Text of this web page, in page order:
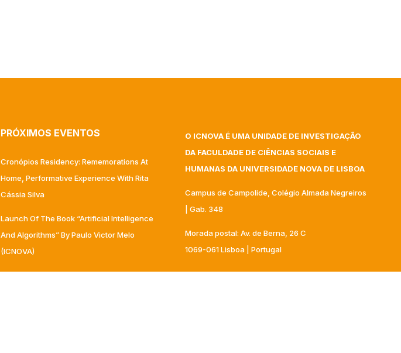
PRÓXIMOS EVENTOS
Cronópios Residency: Rememorations At
Home, Performative Experience With Rita
Cássia Silva
Launch Of The Book “Artificial Intelligence
And Algorithms” By Paulo Victor Melo
(ICNOVA)
O ICNOVA É UMA UNIDADE DE INVESTIGAÇÃO
DA FACULDADE DE CIÊNCIAS SOCIAIS E
HUMANAS DA UNIVERSIDADE NOVA DE LISBOA
Campus de Campolide, Colégio Almada Negreiros
| Gab. 348
Morada postal: Av. de Berna, 26 C
1069-061 Lisboa | Portugal